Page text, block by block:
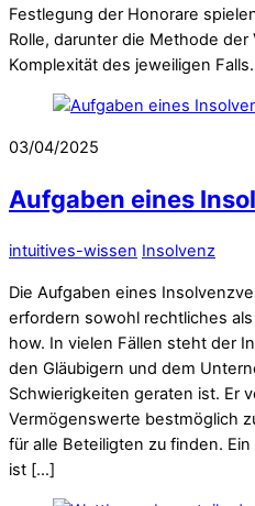
Festlegung der Honorare
Rolle, darunter die Methode der
Komplexität des jeweiligen
03/04/2025
Aufgaben eines
intuitives-wissen Insolvenz
Die Aufgaben eines
erfordern sowohl rechtliches
how. In vielen Fällen steht der
den Gläubigern und dem
Schwierigkeiten geraten ist. Er
Vermögenswerte bestmöglich
für alle Beteiligten zu finden.
ist […]